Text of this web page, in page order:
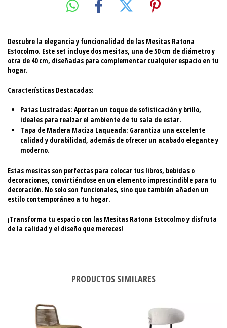
Descubre la elegancia y funcionalidad de las Mesitas Ratona
Estocolmo. Este set incluye dos mesitas, una de50 cm de diámetro y
otra de 40 cm, diseñadas para complementar cualquier espacio en tu
hogar.
Características Destacadas:
Patas Lustradas: Aportan un toque de sofisticación y brillo,
ideales para realzar el ambiente de tu sala de estar.
Tapa de Madera Maciza Laqueada: Garantiza una excelente
calidad y durabilidad, además de ofrecer un acabado elegante y
moderno.
Estas mesitas son perfectas para colocar tus libros, bebidas o
decoraciones, convirtiéndose en un elemento imprescindible para tu
decoración. No solo son funcionales, sino que también añaden un
estilo contemporáneo a tu hogar.
¡Transforma tu espacio con las Mesitas Ratona Estocolmoy disfruta
de la calidad y el diseño que mereces!
PRODUCTOS SIMILARES